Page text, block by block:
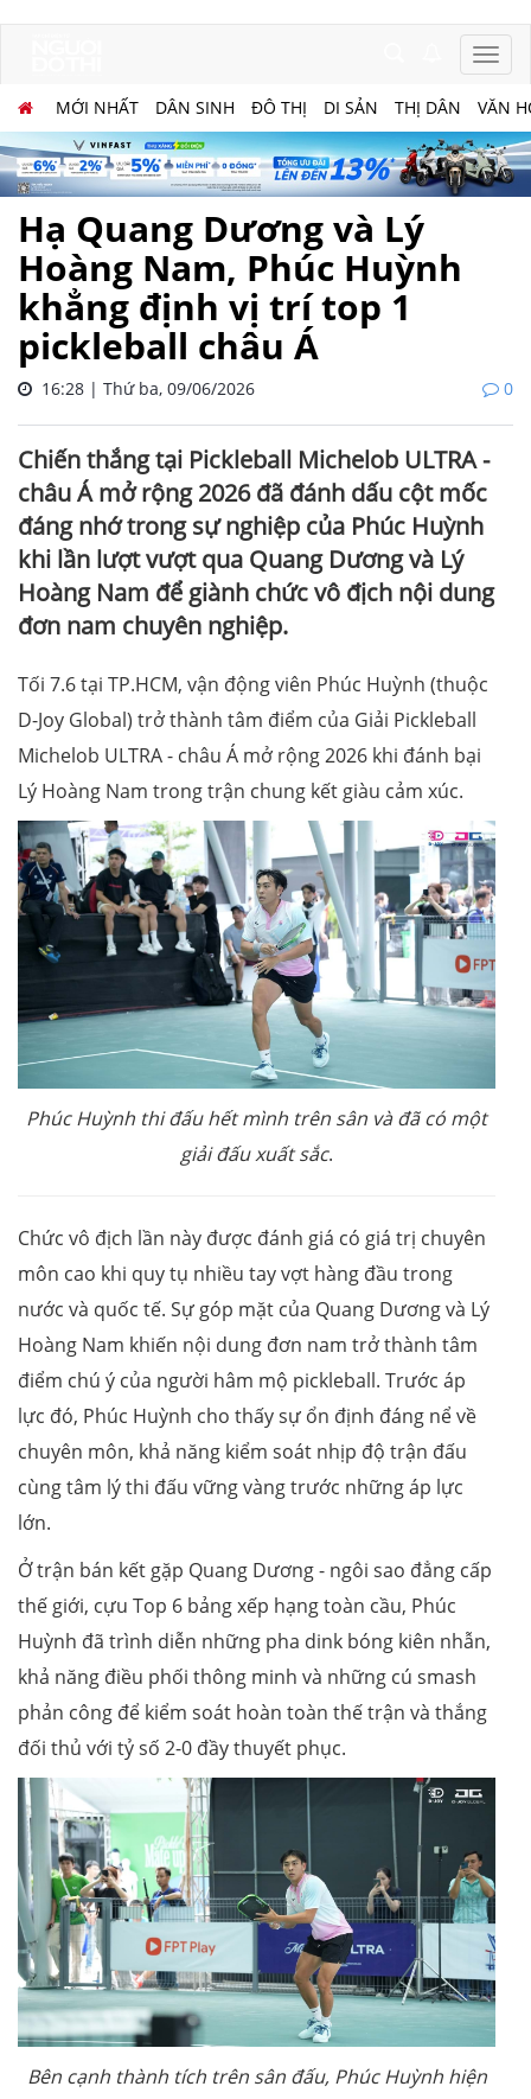
MỚI NHẤT DÂN SINH ĐÔ THỊ DI SẢN THỊ DÂN VĂN
Hạ Quang Dương và Lý
Hoàng Nam, Phúc Huỳnh
khẳng định vị trí top 1
pickleball châu Á
16:28 | Thứ ba, 09/06/2026 0
Chiến thắng tại Pickleball Michelob ULTRA -
châu Á mở rộng 2026 đã đánh dấu cột mốc
đáng nhớ trong sự nghiệp của Phúc Huỳnh
khi lần lượt vượt qua Quang Dương và Lý
Hoàng Nam để giành chức vô địch nội dung
đơn nam chuyên nghiệp.
Tối 7.6 tại TP.HCM, vận động viên Phúc Huỳnh (thuộc
D-Joy Global) trở thành tâm điểm của Giải Pickleball
Michelob ULTRA - châu Á mở rộng 2026 khi đánh bại
Lý Hoàng Nam trong trận chung kết giàu cảm xúc.
Phúc Huỳnh thi đấu hết mình trên sân và đã có một
giải đấu xuất sắc.
Chức vô địch lần này được đánh giá có giá trị chuyên
môn cao khi quy tụ nhiều tay vợt hàng đầu trong
nước và quốc tế. Sự góp mặt của Quang Dương và Lý
Hoàng Nam khiến nội dung đơn nam trở thành tâm
điểm chú ý của người hâm mộ pickleball. Trước áp
lực đó, Phúc Huỳnh cho thấy sự ổn định đáng nể về
chuyên môn, khả năng kiểm soát nhịp độ trận đấu
cùng tâm lý thi đấu vững vàng trước những áp lực
lớn.
Ở trận bán kết gặp Quang Dương - ngôi sao đẳng cấp
thế giới, cựu Top 6 bảng xếp hạng toàn cầu, Phúc
Huỳnh đã trình diễn những pha dink bóng kiên nhẫn,
khả năng điều phối thông minh và những cú smash
phản công để kiểm soát hoàn toàn thế trận và thắng
đối thủ với tỷ số 2-0 đầy thuyết phục.
Bên cạnh thành tích trên sân đấu, Phúc Huỳnh hiện